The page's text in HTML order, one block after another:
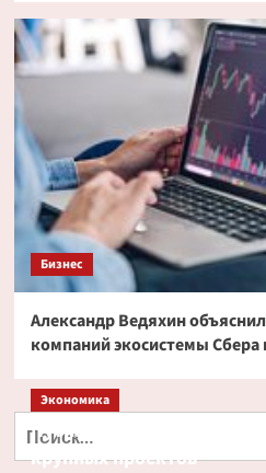
Бизнес
Александр Ведяхин
компаний экосистемы Сбера
Экономика
Путин и Костин
крупных проектов